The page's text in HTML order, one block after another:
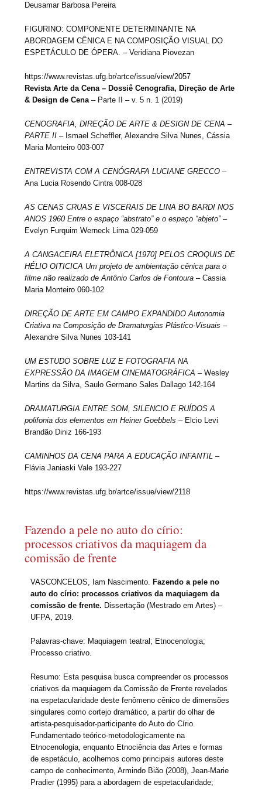
Deusamar Barbosa Pereira
FIGURINO: COMPONENTE DETERMINANTE NA
ABORDAGEM CÊNICA E NA COMPOSIÇÃO VISUAL DO
ESPETÁCULO DE ÓPERA. – Veridiana Piovezan
https://www.revistas.ufg.br/artce/issue/view/2057
Revista Arte da Cena – Dossiê Cenografia, Direção de Arte
& Design de Cena– Parte II – v. 5 n. 1 (2019)
CENOGRAFIA, DIREÇÃO DE ARTE & DESIGN DE CENA –
PARTE II– Ismael Scheffler, Alexandre Silva Nunes, Cássia
Maria Monteiro 003-007
ENTREVISTA COM A CENÓGRAFA LUCIANE GRECCO –
Ana Lucia Rosendo Cintra 008-028
AS CENAS CRUAS E VISCERAIS DE LINA BO BARDI NOS
ANOS 1960 Entre o espaço “abstrato” e o espaço “abjeto”–
Evelyn Furquim Werneck Lima 029-059
A CANGACEIRA ELETRÔNICA [1970] PELOS CROQUIS DE
HÉLIO OITICICA Um projeto de ambientação cênica para o
filme não realizado de Antônio Carlos de Fontoura – Cassia
Maria Monteiro 060-102
DIREÇÃO DE ARTE EM CAMPO EXPANDIDO Autonomia
Criativa na Composição de Dramaturgias Plástico-Visuais –
Alexandre Silva Nunes 103-141
UM ESTUDO SOBRE LUZ E FOTOGRAFIA NA
EXPRESSÃO DA IMAGEM CINEMATOGRÁFICA – Wesley
Martins da Silva, Saulo Germano Sales Dallago 142-164
DRAMATURGIA ENTRE SOM, SILENCIO E RUÍDOS A
polifonia dos elementos em Heiner Goebbels – Elcio Levi
Brandão Diniz 166-193
CAMINHOS DA CENA PARA A EDUCAÇÃO INFANTIL –
Flávia Janiaski Vale 193-227
https://www.revistas.ufg.br/artce/issue/view/2118
Fazendo a pele no auto do círio:
processos criativos da maquiagem da
comissão de frente
VASCONCELOS, Iam Nascimento. Fazendo a pele no
auto do círio: processos criativos da maquiagem da
comissão de frente. Dissertação (Mestrado em Artes) –
UFPA, 2019.
Palavras-chave: Maquiagem teatral; Etnocenologia;
Processo criativo.
Resumo: Esta pesquisa busca compreender os processos
criativos da maquiagem da Comissão de Frente revelados
na espetacularidade deste fenômeno cênico de dimensões
singulares como cortejo dramático, a partir do olhar de
artista-pesquisador-participante do Auto do Círio.
Fundamentado teórico-metodologicamente na
Etnocenologia, enquanto Etnociência das Artes e formas
de espetáculo, acolhemos como principais autores deste
campo de conhecimento, Armindo Bião (2008), Jean-Marie
Pradier (1995) para a abordagem de espetacularidade;